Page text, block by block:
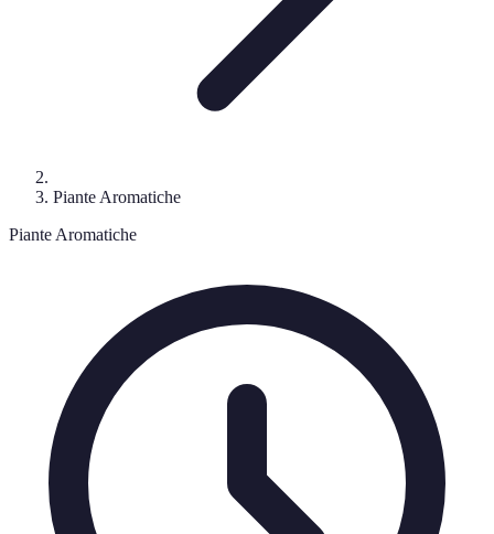
Piante Aromatiche
Piante Aromatiche